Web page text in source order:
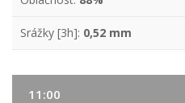
Srážky [3h]: 0,52 mm
11:00